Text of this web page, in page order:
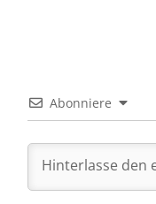
Abonniere